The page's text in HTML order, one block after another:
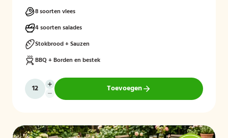
8 soorten vlees
4 soorten salades
Stokbrood + Sauzen
BBQ + Borden en bestek
Toevoegen